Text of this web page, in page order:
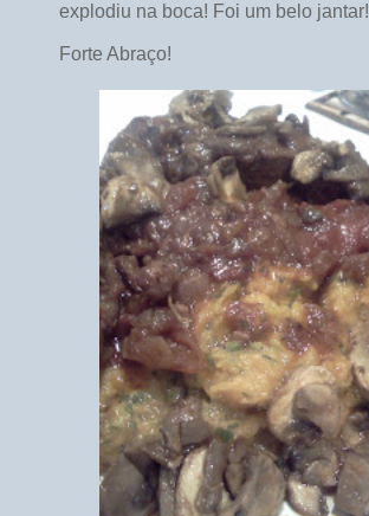
explodiu na boca! Foi um belo jantar!
Forte Abraço!